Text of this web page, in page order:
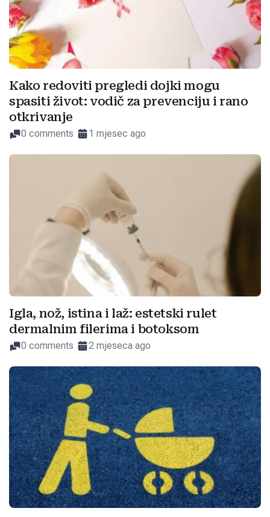
Kako redoviti pregledi dojki mogu
spasiti život: vodič za prevenciju i rano
otkrivanje
0 comments 1 mjesec ago
Igla, nož, istina i laž: estetski rulet
dermalnim filerima i botoksom
0 comments 2 mjeseca ago